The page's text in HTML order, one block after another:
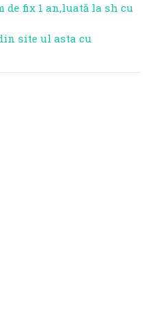
de fix 1 an,luată la sh cu
site ul asta cu